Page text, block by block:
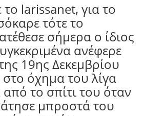
larissanet, για το
τότε το
σήμερα ο ίδιος
ανέφερε
19ης Δεκεμβρίου
στο όχημα του λίγα
το σπίτι του όταν
μπροστά του